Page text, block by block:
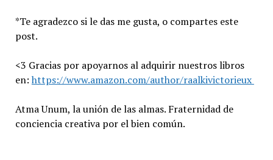
*Te agradezco si le das me gusta, o compartes este
post.
<3 Gracias por apoyarnos al adquirir nuestros libros
en: https://www.amazon.com/author/raalkivictorieux
Atma Unum, la unión de las almas. Fraternidad de
conciencia creativa por el bien común.